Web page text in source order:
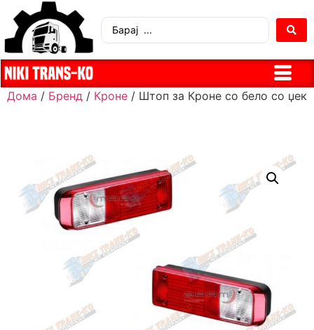
Дома / Бренд / Кроне / Штоп за Кроне со бело со џек